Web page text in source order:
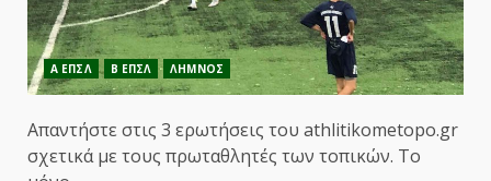
Α ΕΠΣΛ Β ΕΠΣΛ ΛΗΜΝΟΣ
Απαντήστε στις 3 ερωτήσεις του athlitikometopo.gr
σχετικά με τους πρωταθλητές των τοπικών. Το